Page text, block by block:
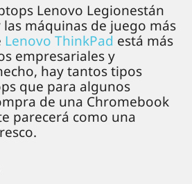
Lenovo Legionestán
máquinas de juego más
Lenovo ThinkPad está más
empresariales y
hay tantos tipos
que para algunos
de una Chromebook
parecerá como una